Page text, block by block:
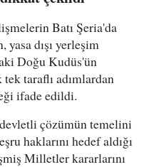
Batı Şeria'da
yasa dışı yerleşim
Doğu Kudüs'ün
taraflı adımlardan
ifade edildi.
çözümün temelini
haklarını hedef aldığı
Milletler kararlarını